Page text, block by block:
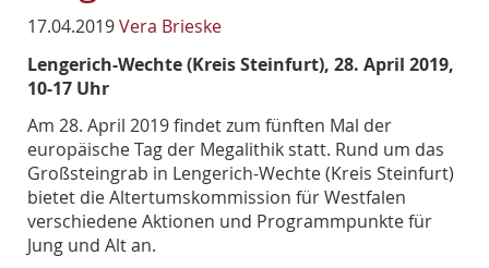
17.04.2019Vera Brieske
Lengerich-Wechte (Kreis Steinfurt), 28. April 2019,
10-17 Uhr
Am 28. April 2019 findet zum fünften Mal der
europäische Tag der Megalithik statt. Rund um das
Großsteingrab in Lengerich-Wechte (Kreis Steinfurt)
bietet die Altertumskommission für Westfalen
verschiedene Aktionen und Programmpunkte für
Jung und Alt an.